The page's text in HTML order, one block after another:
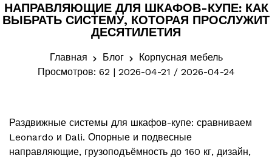
НАПРАВЛЯЮЩИЕ ДЛЯ ШКАФОВ-КУПЕ: КАК
ВЫБРАТЬ СИСТЕМУ, КОТОРАЯ ПРОСЛУЖИТ
ДЕСЯТИЛЕТИЯ
Главная Блог
Корпусная мебель
Просмотров: 62 | 2026-04-21 / 2026-04-24
Раздвижные системы для шкафов-купе: сравниваем
Leonardo и Dali. Опорные и подвесные
направляющие, грузоподъёмность до 160 кг, дизайн,